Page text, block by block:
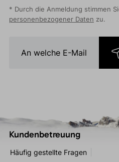
* Durch die Anmeldung stimmen
personenbezogener Daten zu.
Kundenbetreuung
Häufig gestellte Fragen